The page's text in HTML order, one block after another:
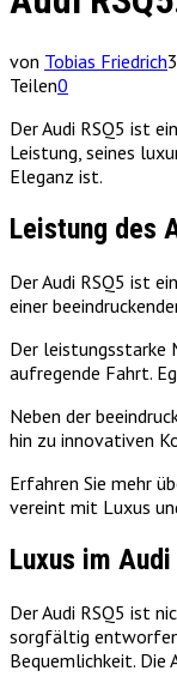
von Tobias Friedrich
Teilen0
Der Audi RSQ5 ist
Leistung, seines
Eleganz ist.
Leistung des
Der Audi RSQ5 ist
einer
Der leistungsstarke
aufregende Fahrt.
Neben der
hin zu innovativen
Erfahren Sie mehr
vereint mit Luxus
Luxus im Audi
Der Audi RSQ5 ist
sorgfältig
Bequemlichkeit.